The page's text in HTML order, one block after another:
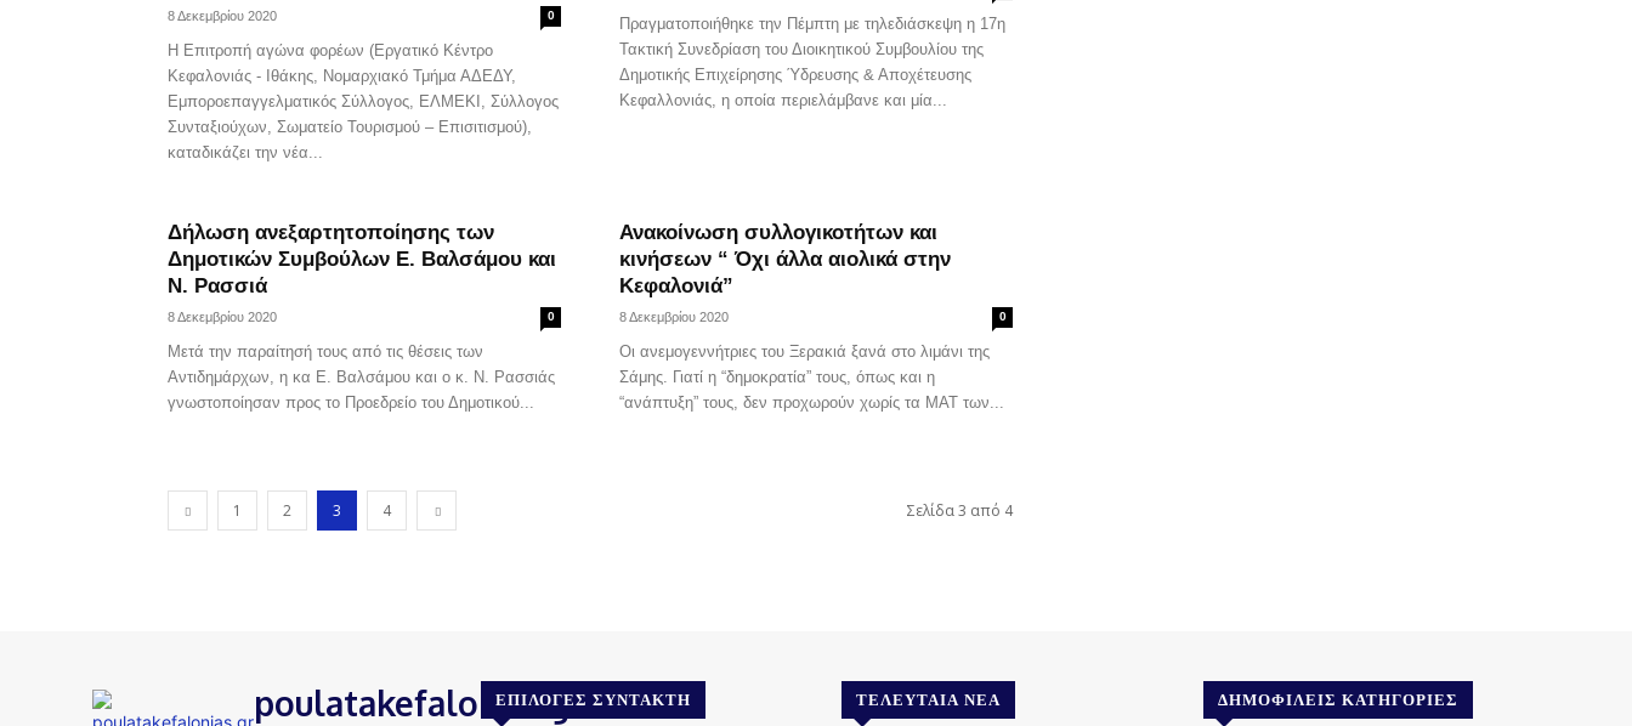
8 Δεκεμβρίου 2020 0
Η Επιτροπή αγώνα φορέων (Εργατικό Κέντρο
Κεφαλονιάς - Ιθάκης, Νομαρχιακό Τμήμα ΑΔΕΔΥ,
Εμποροεπαγγελματικός Σύλλογος, ΕΛΜΕΚΙ, Σύλλογος
Συνταξιούχων, Σωματείο Τουρισμού – Επισιτισμού),
καταδικάζει την νέα...
Πραγματοποιήθηκε την Πέμπτη με τηλεδιάσκεψη η 17η
Τακτική Συνεδρίαση του Διοικητικού Συμβουλίου της
Δημοτικής Επιχείρησης Ύδρευσης & Αποχέτευσης
Κεφαλλονιάς, η οποία περιελάμβανε και μία...
Δήλωση ανεξαρτητοποίησης των
Δημοτικών Συμβούλων Ε. Βαλσάμου και
Ν. Ρασσιά
8 Δεκεμβρίου 2020 0
Μετά την παραίτησή τους από τις θέσεις των
Αντιδημάρχων, η κα Ε. Βαλσάμου και ο κ. Ν. Ρασσιάς
γνωστοποίησαν προς το Προεδρείο του Δημοτικού...
Ανακοίνωση συλλογικοτήτων και
κινήσεων “ Όχι άλλα αιολικά στην
Κεφαλονιά”
8 Δεκεμβρίου 2020 0
Οι ανεμογεννήτριες του Ξερακιά ξανά στο λιμάνι της
Σάμης. Γιατί η “δημοκρατία” τους, όπως και η
“ανάπτυξη” τους, δεν προχωρούν χωρίς τα ΜΑΤ των...
1 2 3 4 Σελίδα 3 από 4
poulatakefalonias.grΕΠΙΛΟΓΈΣ ΣΥΝΤΆΚΤΗ ΤΕΛΕΥΤΑΊΑ ΝΈΑ ΔΗΜΟΦΙΛΕΊΣ ΚΑΤΗΓΟΡΊΕΣ